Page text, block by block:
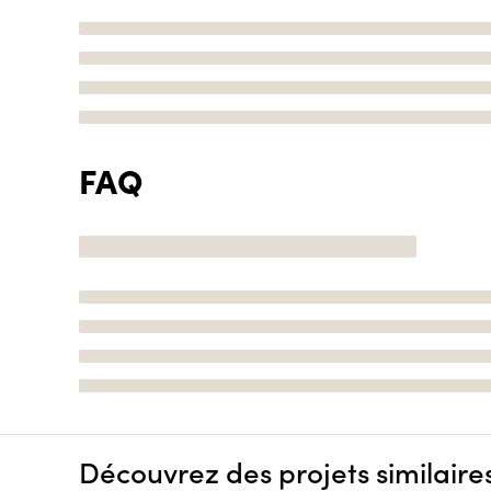
FAQ
Découvrez des projets